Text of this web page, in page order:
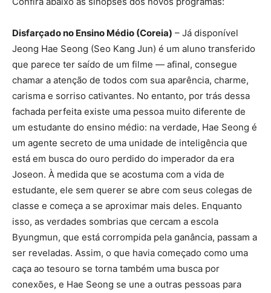
Disfarçado no Ensino Médio (Coreia) – Já disponível
Jeong Hae Seong (Seo Kang Jun) é um aluno transferido
que parece ter saído de um filme — afinal, consegue
chamar a atenção de todos com sua aparência, charme,
carisma e sorriso cativantes. No entanto, por trás dessa
fachada perfeita existe uma pessoa muito diferente de
um estudante do ensino médio: na verdade, Hae Seong é
um agente secreto de uma unidade de inteligência que
está em busca do ouro perdido do imperador da era
Joseon. À medida que se acostuma com a vida de
estudante, ele sem querer se abre com seus colegas de
classe e começa a se aproximar mais deles. Enquanto
isso, as verdades sombrias que cercam a escola
Byungmun, que está corrompida pela ganância, passam a
ser reveladas. Assim, o que havia começado como uma
caça ao tesouro se torna também uma busca por
conexões, e Hae Seong se une a outras pessoas para